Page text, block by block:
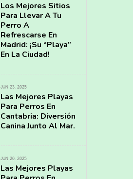
Los Mejores Sitios
Para Llevar A Tu
Perro A
Refrescarse En
Madrid: ¡Su “Playa”
En La Ciudad!
JUN 23, 2025
Las Mejores Playas
Para Perros En
Cantabria: Diversión
Canina Junto Al Mar.
JUN 20, 2025
Las Mejores Playas